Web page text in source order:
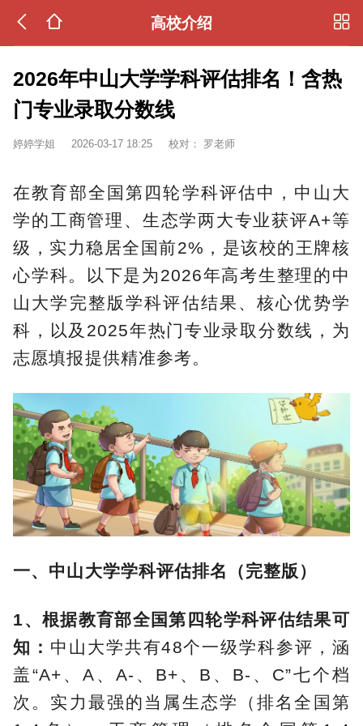
高校介绍
2026年中山大学学科评估排名！含热
门专业录取分数线
婷婷学姐 2026-03-17 18:25 校对： 罗老师
在教育部全国第四轮学科评估中，中山大
学的工商管理、生态学两大专业获评A+等
级，实力稳居全国前2%，是该校的王牌核
心学科。以下是为2026年高考生整理的中
山大学完整版学科评估结果、核心优势学
科，以及2025年热门专业录取分数线，为
志愿填报提供精准参考。
一、中山大学学科评估排名（完整版）
1、根据教育部全国第四轮学科评估结果可
知： 中山大学共有48个一级学科参评，涵
盖“A+、A、A-、B+、B、B-、C”七个档
次。实力最强的当属生态学（排名全国第